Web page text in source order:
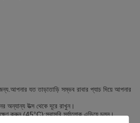
যত তাড়াতাড়ি সম্ভব রাবার প্যাচ দিয়ে আপনার
অন্যান্য উত্স থেকে দূরে রাখুন।
করুন (45°C);সরাসরি সূর্যালোক এড়িয়ে চলুন।